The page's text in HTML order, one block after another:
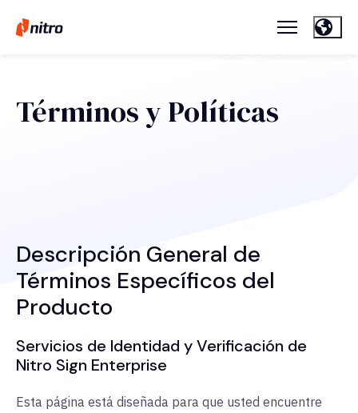
Términos y Políticas
Descripción General de
Términos Específicos del
Producto
Servicios de Identidad y Verificación de
Nitro Sign Enterprise
Esta página está diseñada para que usted encuentre